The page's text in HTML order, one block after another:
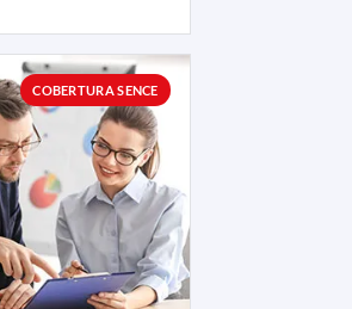
COBERTURA SENCE